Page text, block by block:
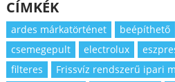
CÍMKÉK
ardes márkatörténet beépíthető
csemegepult
electrolux
filteres
Frissvíz rendszerű ipari